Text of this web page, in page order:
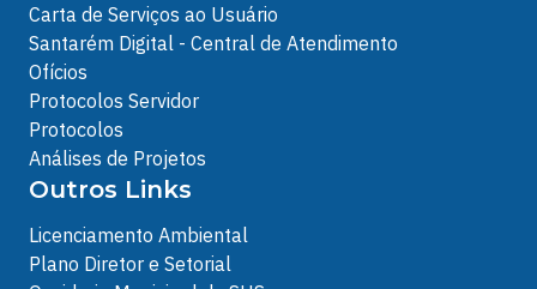
Carta de Serviços ao Usuário
Santarém Digital - Central de Atendimento
Ofícios
Protocolos Servidor
Protocolos
Análises de Projetos
Outros Links
Licenciamento Ambiental
Plano Diretor e Setorial